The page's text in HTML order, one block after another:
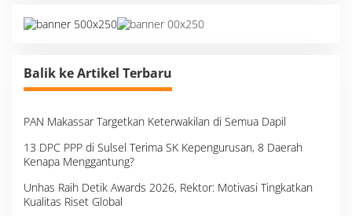
Balik ke Artikel Terbaru
PAN Makassar Targetkan Keterwakilan di Semua Dapil
13 DPC PPP di Sulsel Terima SK Kepengurusan, 8 Daerah
Kenapa Menggantung?
Unhas Raih Detik Awards 2026, Rektor: Motivasi Tingkatkan
Kualitas Riset Global